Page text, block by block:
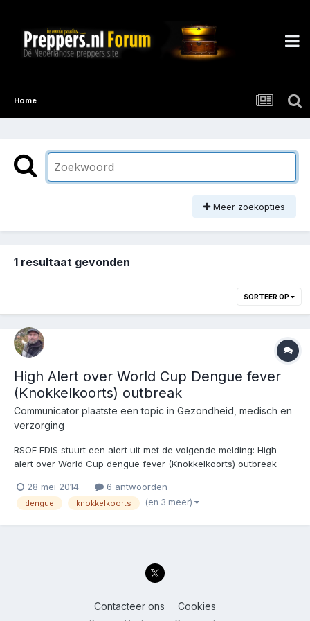
Home
Meer zoekopties
1 resultaat gevonden
SORTEER OP
High Alert over World Cup Dengue fever
(Knokkelkoorts) outbreak
Communicator plaatste een topic in Gezondheid, medisch en
verzorging
RSOE EDIS stuurt een alert uit met de volgende melding: High
alert over World Cup dengue fever (Knokkelkoorts) outbreak
knokkelkoorts) is een virusziekte die voornamelijk wordt
overgebracht door beten van d...
28 mei 2014 6 antwoorden
dengue knokkelkoorts (en 3 meer)
Contacteer ons Cookies